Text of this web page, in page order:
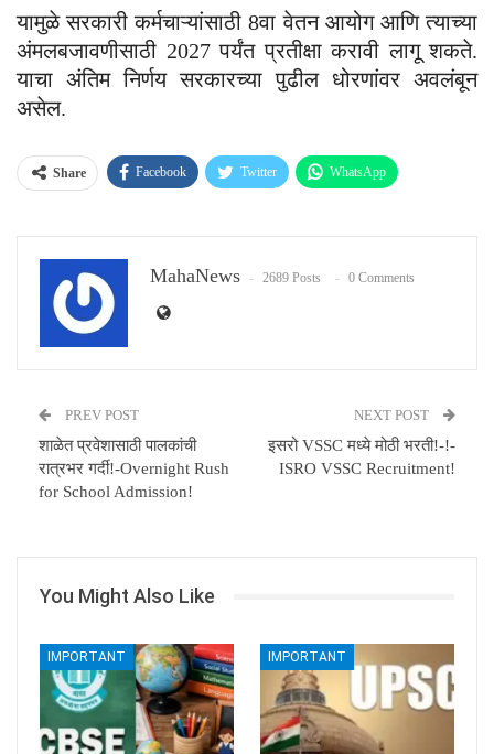
यामुळे सरकारी कर्मचाऱ्यांसाठी 8वा वेतन आयोग आणि त्याच्या
अंमलबजावणीसाठी 2027 पर्यंत प्रतीक्षा करावी लागू शकते.
याचा अंतिम निर्णय सरकारच्या पुढील धोरणांवर अवलंबून
असेल.
Share Facebook Twitter WhatsApp
MahaNews 2689 Posts 0 Comments
PREV POST
शाळेत प्रवेशासाठी पालकांची
रात्रभर गर्दी!-Overnight Rush
for School Admission!
NEXT POST
इसरो VSSC मध्ये मोठी भरती!-!-
ISRO VSSC Recruitment!
You Might Also Like
IMPORTANT IMPORTANT